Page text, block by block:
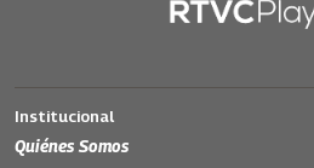
Institucional
Quiénes Somos